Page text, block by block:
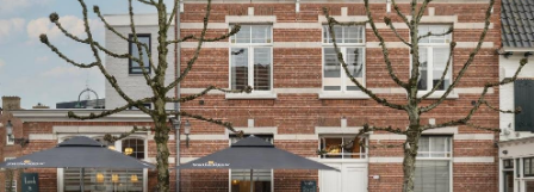
Histoire
Visit Baarle Shop
Bon d'achat Enclave
Événements